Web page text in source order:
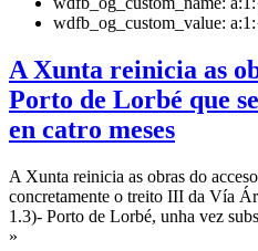
wdfb_og_custom_value:
A Xunta reinicia as
Porto de Lorbé que
en catro meses
A Xunta reinicia as obras do
concretamente o treito III da Vía
1.3)- Porto de Lorbé, unha vez
»